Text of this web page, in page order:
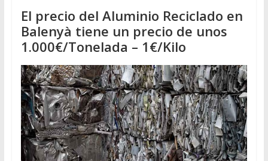
El precio del Aluminio Reciclado en
Balenyà tiene un precio de unos
1.000€/Tonelada – 1€/Kilo